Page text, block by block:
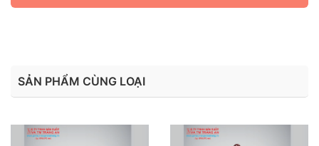
SẢN PHẨM CÙNG LOẠI